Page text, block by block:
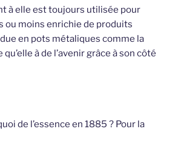
à elle est toujours utilisée pour
ou moins enrichie de produits
en pots métaliques comme la
à de l’avenir grâce à son côté
de l’essence en 1885 ? Pour la